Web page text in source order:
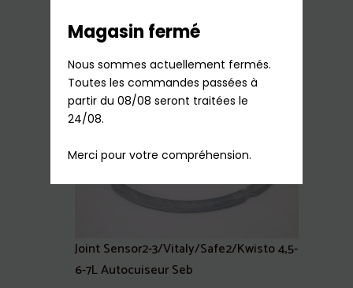
Ajouter au panier
Joint Sensor2-3/Vitaly/Safe2/Kwisto 4,5-
6-7L Autocuiseur Seb
Magasin fermé
Nous sommes actuellement fermés.
Toutes les commandes passées à
partir du 08/08 seront traitées le
24/08.
Merci pour votre compréhension.